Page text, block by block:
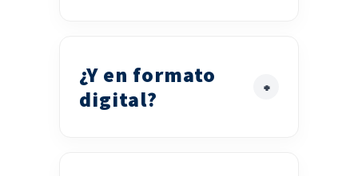
¿Y en formato
digital?